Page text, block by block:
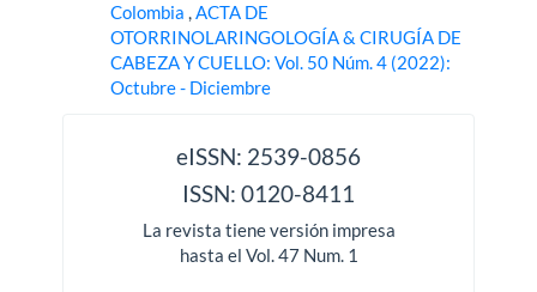
Colombia,ACTA DE
OTORRINOLARINGOLOGÍA & CIRUGÍA DE
CABEZA Y CUELLO: Vol. 50 Núm. 4 (2022):
Octubre - Diciembre
eISSN: 2539-0856
ISSN: 0120-8411
La revista tiene versión impresa
hasta el Vol. 47 Num. 1